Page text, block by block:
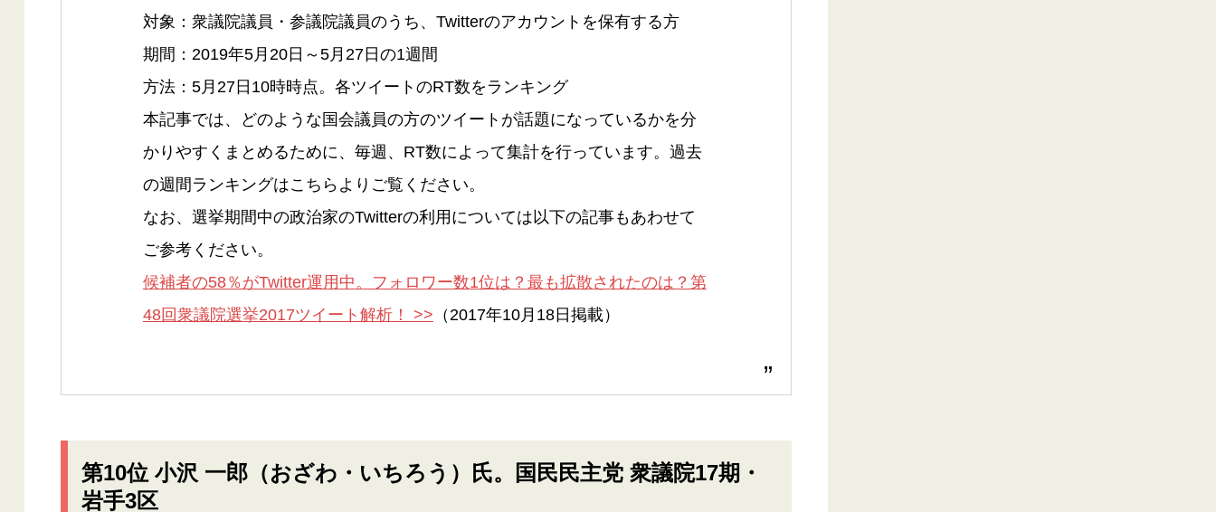
対象：衆議院議員・参議院議員のうち、Twitterのアカウントを保有する方
期間：2019年5月20日～5月27日の1週間
方法：5月27日10時時点。各ツイートのRT数をランキング
本記事では、どのような国会議員の方のツイートが話題になっているかを分
かりやすくまとめるために、毎週、RT数によって集計を行っています。過去
の週間ランキングはこちらよりご覧ください。
なお、選挙期間中の政治家のTwitterの利用については以下の記事もあわせて
ご参考ください。
候補者の58％がTwitter運用中。フォロワー数1位は？最も拡散されたのは？第
48回衆議院選挙2017ツイート解析！ >> （2017年10月18日掲載）
第10位 小沢 一郎（おざわ・いちろう）氏。国民民主党 衆議院17期・
岩手3区